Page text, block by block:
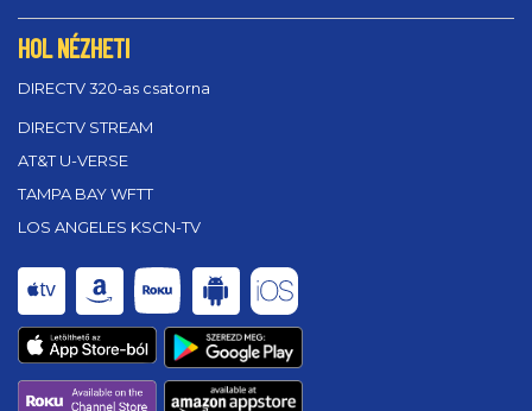
HOL NÉZHETI
DIRECTV 320‑as csatorna
DIRECTV STREAM
AT&T U-VERSE
TAMPA BAY WFTT
LOS ANGELES KSCN-TV